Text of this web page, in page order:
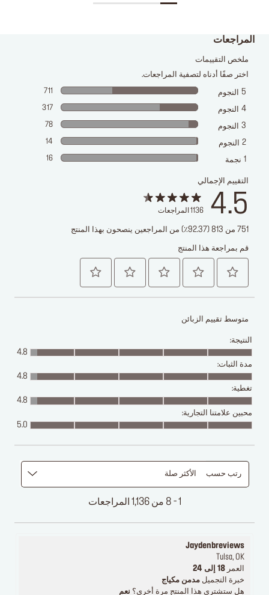
المراجعات
ملخص التقييمات
اختر صفًا أدناه لتصفية المراجعات.
5 النجوم 711
4 النجوم 317
3 النجوم 78
2 النجوم 14
1 نجمة 16
التقييم الإجمالي
4.5
1136 المراجعات
751 من 813 (92.37٪) من المراجعين ينصحون بهذا المنتج
قم بمراجعة هذا المنتج
متوسط تقييم الزبائن
النتيجة:
4.8
مدة الثبات:
4.8
تغطية:
4.8
محبين علامتنا التجارية:
5.0
1 - 8 من 1,136 المراجعات
رتب حسب الأكثر صلة
Jaydenbreviews
Tulsa, OK
العمر 18 إلى 24
خبرة التجميل مدمن مكياج
هل ستشتري هذا المنتج مرة أخرى؟ نعم